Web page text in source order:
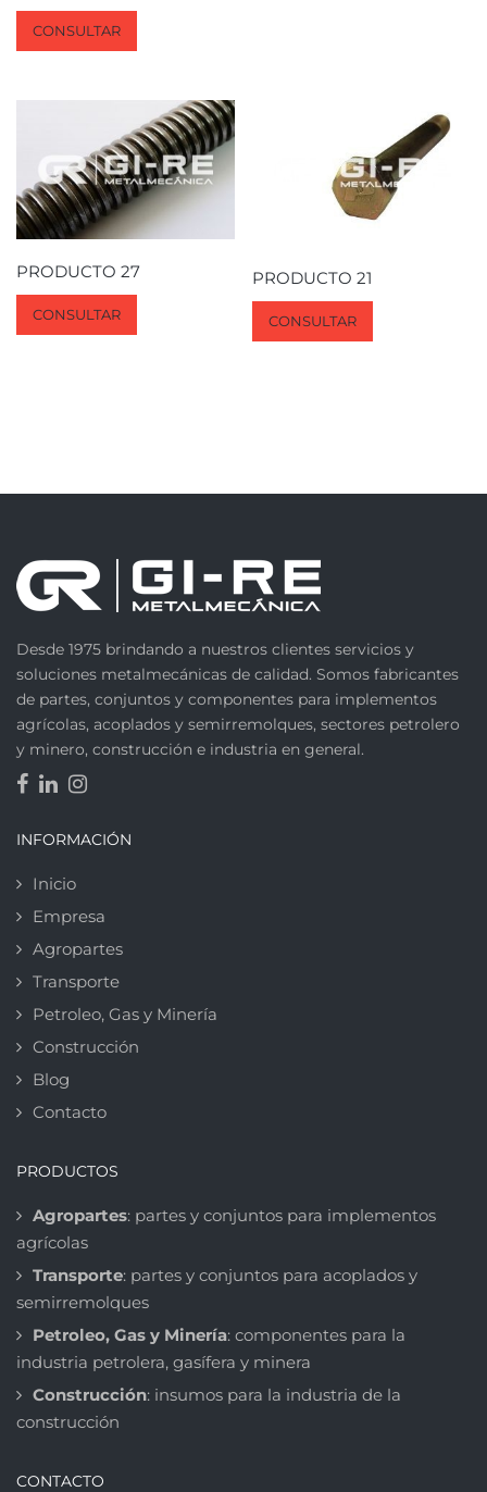
CONSULTAR
PRODUCTO 27
CONSULTAR
PRODUCTO 21
CONSULTAR
Desde 1975 brindando a nuestros clientes servicios y
soluciones metalmecánicas de calidad. Somos fabricantes
de partes, conjuntos y componentes para implementos
agrícolas, acoplados y semirremolques, sectores petrolero
y minero, construcción e industria en general.
INFORMACIÓN
Inicio
Empresa
Agropartes
Transporte
Petroleo, Gas y Minería
Construcción
Blog
Contacto
PRODUCTOS
Agropartes: partes y conjuntos para implementos
agrícolas
Transporte: partes y conjuntos para acoplados y
semirremolques
Petroleo, Gas y Minería: componentes para la
industria petrolera, gasífera y minera
Construcción: insumos para la industria de la
construcción
CONTACTO